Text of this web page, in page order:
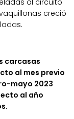
al circuito
creció
carcasas
al mes previo
mayo 2023
al año